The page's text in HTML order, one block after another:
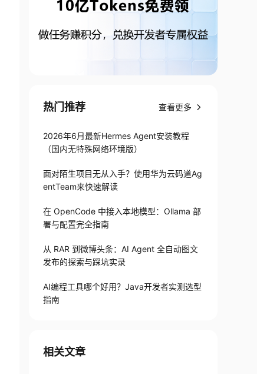
热门推荐 查看更多
2026年6月最新Hermes Agent安装教程
（国内无特殊网络环境版）
面对陌生项目无从入手？使用华为云码道Ag
entTeam来快速解读
在 OpenCode 中接入本地模型：Ollama 部
署与配置完全指南
从 RAR 到微博头条：AI Agent 全自动图文
发布的探索与踩坑实录
AI编程工具哪个好用？Java开发者实测选型
指南
相关文章